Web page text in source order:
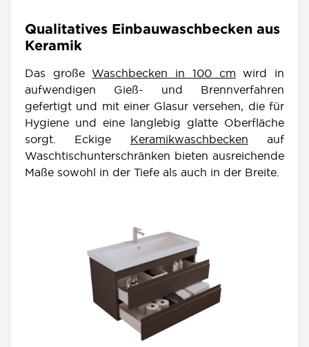
Qualitatives Einbauwaschbecken aus
Keramik
Das großeWaschbecken in 100 cm wird in
aufwendigen Gieß- und Brennverfahren
gefertigt und mit einer Glasur versehen, die für
Hygiene und eine langlebig glatte Oberfläche
sorgt. Eckige Keramikwaschbecken auf
Waschtischunterschränken bieten ausreichende
Maße sowohl in der Tiefe als auch in der Breite.